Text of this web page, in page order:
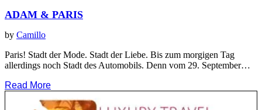
ADAM & PARIS
by Camillo
Paris! Stadt der Mode. Stadt der Liebe. Bis zum morgigen Tag
allerdings noch Stadt des Automobils. Denn vom 29. September…
Read More